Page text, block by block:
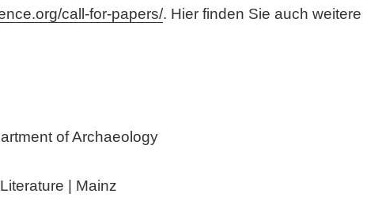
call-for-papers/. Hier finden Sie auch weitere
of Archaeology
| Mainz